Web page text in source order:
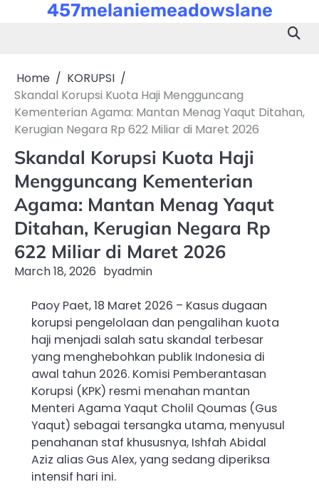
457melaniemeadowslane
Home
KORUPSI
Skandal Korupsi Kuota Haji Mengguncang
Kementerian Agama: Mantan Menag Yaqut Ditahan,
Kerugian Negara Rp 622 Miliar di Maret 2026
Skandal Korupsi Kuota Haji
Mengguncang Kementerian
Agama: Mantan Menag Yaqut
Ditahan, Kerugian Negara Rp
622 Miliar di Maret 2026
March 18, 2026 byadmin
Paoy Paet, 18 Maret 2026 – Kasus dugaan
korupsi pengelolaan dan pengalihan kuota
haji menjadi salah satu skandal terbesar
yang menghebohkan publik Indonesia di
awal tahun 2026. Komisi Pemberantasan
Korupsi (KPK) resmi menahan mantan
Menteri Agama Yaqut Cholil Qoumas (Gus
Yaqut) sebagai tersangka utama, menyusul
penahanan staf khususnya, Ishfah Abidal
Aziz alias Gus Alex, yang sedang diperiksa
intensif hari ini.